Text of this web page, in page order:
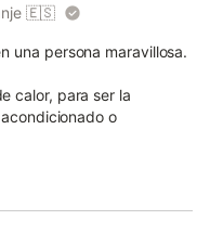
🇪🇸
una persona maravillosa.
calor, para ser la
o